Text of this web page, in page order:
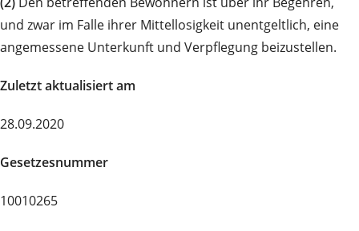
und zwar im Falle ihrer Mittellosigkeit unentgeltlich, eine
angemessene Unterkunft und Verpflegung beizustellen.
Zuletzt aktualisiert am
28.09.2020
Gesetzesnummer
10010265